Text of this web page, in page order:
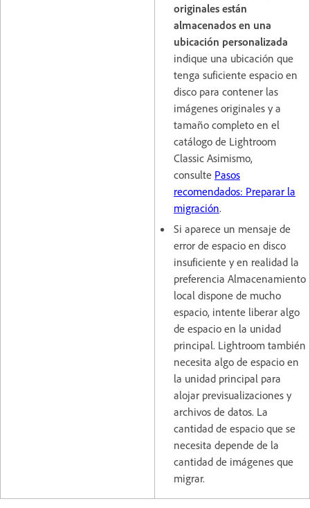
originales están
almacenados en una
ubicación personalizada
indique una ubicación que
tenga suficiente espacio en
disco para contener las
imágenes originales y a
tamaño completo en el
catálogo de Lightroom
Classic Asimismo,
consulte Pasos
recomendados: Preparar la
migración.
Si aparece un mensaje de
error de espacio en disco
insuficiente y en realidad la
preferencia Almacenamiento
local dispone de mucho
espacio, intente liberar algo
de espacio en la unidad
principal. Lightroom también
necesita algo de espacio en
la unidad principal para
alojar previsualizaciones y
archivos de datos. La
cantidad de espacio que se
necesita depende de la
cantidad de imágenes que
migrar.